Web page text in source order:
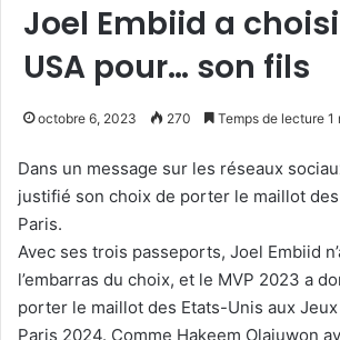
Joel Embiid a
USA pour… son fils
octobre 6, 2023 270 Temps de lecture 1
Dans un message sur les réseaux
justifié son choix de porter le maillot
Paris.
Avec ses trois passeports, Joel Embiid
l’embarras du choix, et le MVP 2023 a
porter le maillot des Etats-Unis aux
Paris 2024. Comme Hakeem Olajuwon